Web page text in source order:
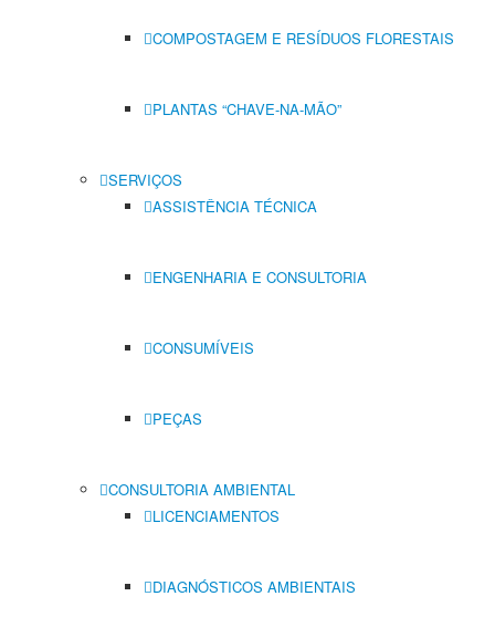
COMPOSTAGEM E RESÍDUOS FLORESTAIS
PLANTAS “CHAVE-NA-MÃO”
SERVIÇOS
ASSISTÊNCIA TÉCNICA
ENGENHARIA E CONSULTORIA
CONSUMÍVEIS
PEÇAS
CONSULTORIA AMBIENTAL
LICENCIAMENTOS
DIAGNÓSTICOS AMBIENTAIS